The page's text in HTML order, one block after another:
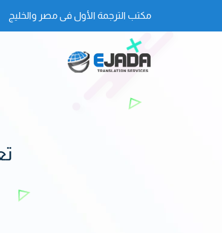
مكتب الترجمة الأول فى مصر والخليج